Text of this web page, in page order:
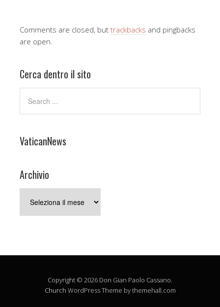
Comments are closed, but trackbacks and pingbacks
are open.
Cerca dentro il sito
VaticanNews
Archivio
Copyright © 2026 Don Gian Paolo Cassano.
Church WordPress Theme by themehall.com